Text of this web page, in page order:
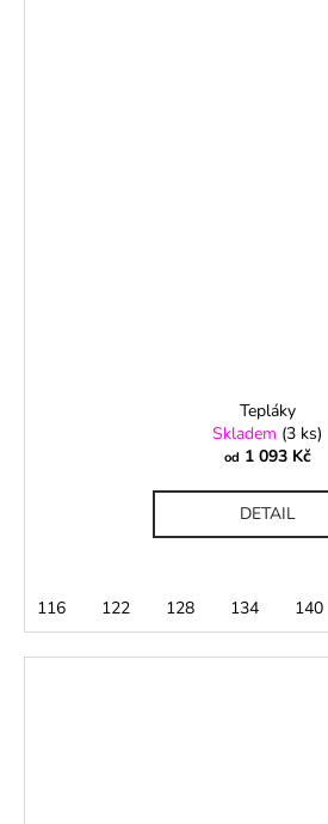
Tepláky
Skladem (3 ks)
od 1 093 Kč
DETAIL
116 122 128 134 140